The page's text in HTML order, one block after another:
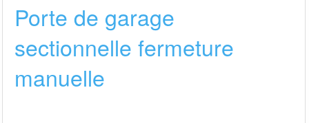
Porte de garage
sectionnelle fermeture
manuelle